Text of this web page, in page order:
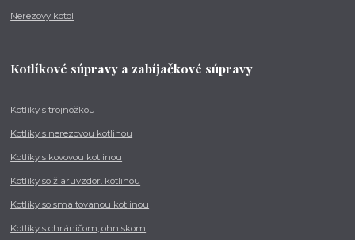
Nerezový kotol
Kotlíkové súpravy a zabíjačkové súpravy
Kotlíky s trojnožkou
Kotlíky s nerezovou kotlinou
Kotlíky s kovovou kotlinou
Kotlíky so žiaruvzdor. kotlinou
Kotlíky so smaltovanou kotlinou
Kotlíky s chráničom, ohniskom